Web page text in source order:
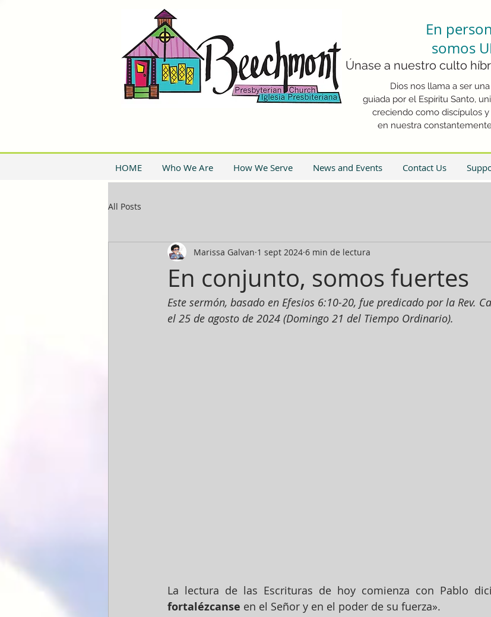
Únase a nuestro culto
Dios nos llama a ser
guiada por el Espíritu Santo,
creciendo como discípulos
en nuestra
En
somos
HOME Who We Are How We Serve News and Events Contact Us
All Posts
En conjunto, somos fuertes
Marissa Galvan 1 sept 2024 6 min de lectura
Este sermón, basado en Efesios 6:10-20, fue predicado por la Rev.
el 25 de agosto de 2024 (Domingo 21 del Tiempo Ordinario).
fortalézcanse en el Señor y en el poder de su fuerza».